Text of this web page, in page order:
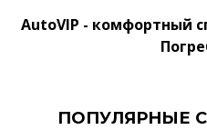
AutoVIP - комфортный
ПОПУЛЯРНЫЕ